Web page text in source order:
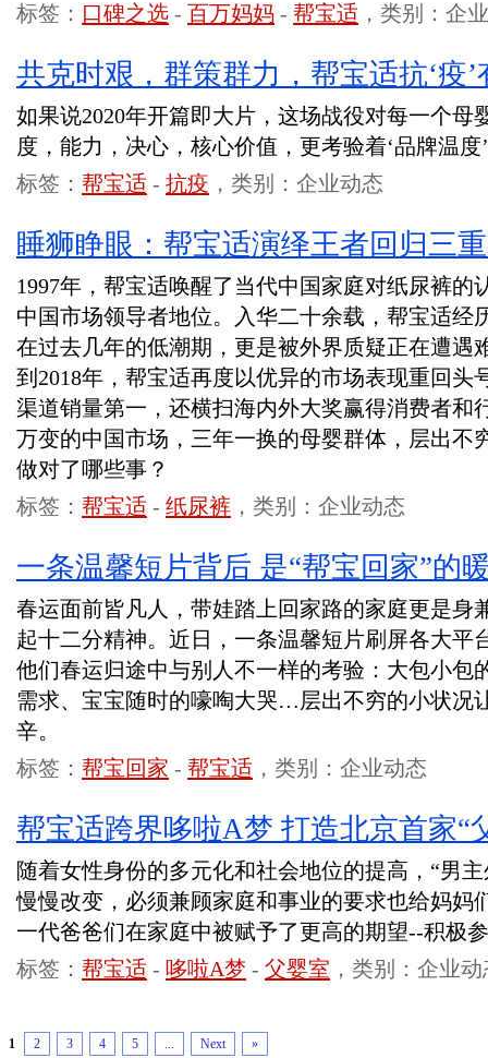
标签： 口碑之选 - 百万妈妈 - 帮宝适 ，类别：企
共克时艰，群策群力，帮宝适抗‘疫’
如果说2020年开篇即大片，这场战役对每一个母
度，能力，决心，核心价值，更考验着‘品牌温度
标签： 帮宝适 - 抗疫 ，类别：企业动态
睡狮睁眼：帮宝适演绎王者回归三
1997年，帮宝适唤醒了当代中国家庭对纸尿裤的
中国市场领导者地位。入华二十余载，帮宝适经
在过去几年的低潮期，更是被外界质疑正在遭遇
到2018年，帮宝适再度以优异的市场表现重回头
渠道销量第一，还横扫海内外大奖赢得消费者和
万变的中国市场，三年一换的母婴群体，层出不
做对了哪些事？
标签： 帮宝适 - 纸尿裤 ，类别：企业动态
一条温馨短片背后 是“帮宝回家”的
春运面前皆凡人，带娃踏上回家路的家庭更是身
起十二分精神。近日，一条温馨短片刷屏各大平
他们春运归途中与别人不一样的考验：大包小包
需求、宝宝随时的嚎啕大哭…层出不穷的小状况
辛。
标签： 帮宝回家 - 帮宝适 ，类别：企业动态
帮宝适跨界哆啦A梦 打造北京首家“
随着女性身份的多元化和社会地位的提高，“男
慢慢改变，必须兼顾家庭和事业的要求也给妈妈
一代爸爸们在家庭中被赋予了更高的期望--积极
标签： 帮宝适 - 哆啦A梦 - 父婴室 ，类别：企业动
1 2 3 4 5 ... Next »